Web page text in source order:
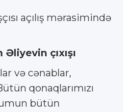
açılış mərasimində
çıxışı
və cənablar,
qonaqlarımızı
bütün